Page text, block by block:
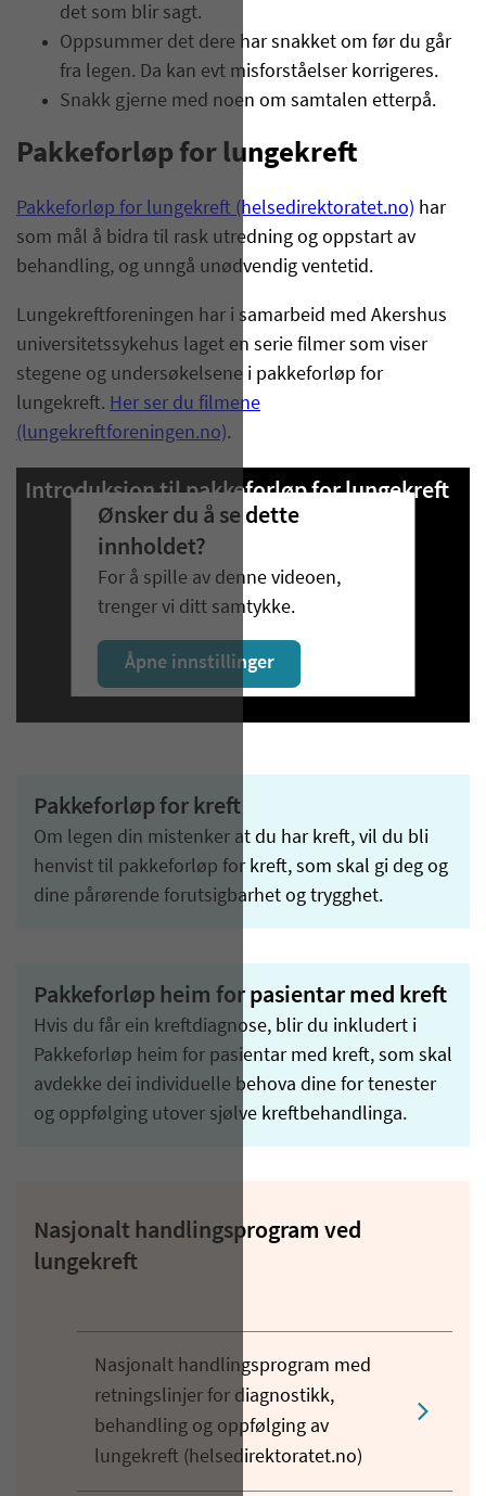
det som blir sagt.
Oppsummer det dere har snakket om før du går
fra legen. Da kan evt misforståelser korrigeres.
Snakk gjerne med noen om samtalen etterpå.
Pakkeforløp for lungekreft
Pakkeforløp for lungekreft (helsedirektoratet.no) har
som mål å bidra til rask utredning og oppstart av
behandling, og unngå unødvendig ventetid.
Lungekreftforeningen har i samarbeid med Akershus
universitetssykehus laget en serie filmer som viser
stegene og undersøkelsene i pakkeforløp for
lungekreft. Her ser du filmene
(lungekreftforeningen.no).
Introduksjon til pakkeforløp for lungekreft
Ønsker du å se dette
innholdet?
For å spille av denne videoen,
trenger vi ditt samtykke.
Åpne innstillinger
Pakkeforløp for kreft
Om legen din mistenker at du har kreft, vil du bli
henvist til pakkeforløp for kreft, som skal gi deg og
dine pårørende forutsigbarhet og trygghet.
Pakkeforløp heim for pasientar med kreft
Hvis du får ein kreftdiagnose, blir du inkludert i
Pakkeforløp heim for pasientar med kreft, som skal
avdekke dei individuelle behova dine for tenester
og oppfølging utover sjølve kreftbehandlinga.
Nasjonalt handlingsprogram ved
lungekreft
Nasjonalt handlingsprogram med
retningslinjer for diagnostikk,
behandling og oppfølging av
lungekreft (helsedirektoratet.no)